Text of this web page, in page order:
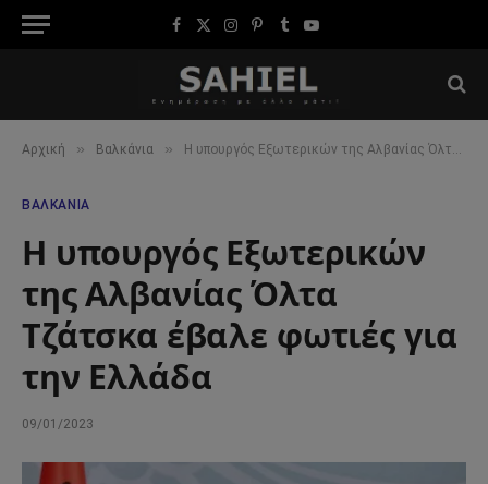
Facebook
X
Instagram
Pinterest
TumblrYouTube
Αρχική » Βαλκάνια » Η υπουργός Εξωτερικών της Αλβανίας Όλτα Τζάτσκα έβαλε φωτιές για την Ελλάδα
ΒΑΛΚΆΝΙΑ
Η υπουργός Εξωτερικών
της Αλβανίας Όλτα
Τζάτσκα έβαλε φωτιές για
την Ελλάδα
09/01/2023